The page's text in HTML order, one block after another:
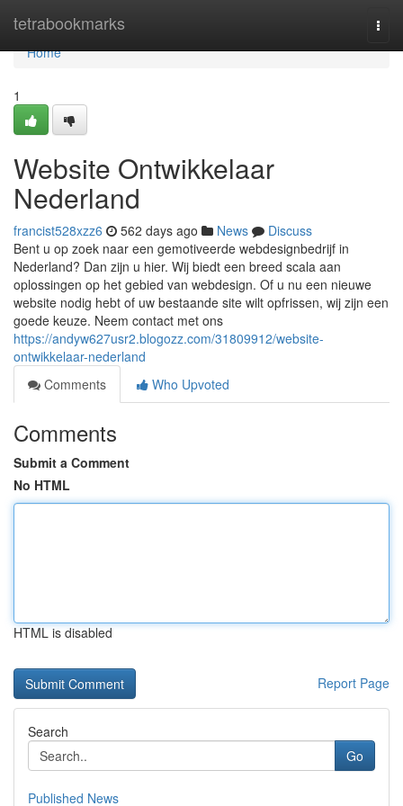
tetrabookmarks
Home
Home
1
Website Ontwikkelaar
Nederland
francist528xzz6 562 days ago News
Discuss
Bent u op zoek naar een gemotiveerde webdesignbedrijf in
Nederland? Dan zijn u hier. Wij biedt een breed scala aan
oplossingen op het gebied van webdesign. Of u nu een nieuwe
website nodig hebt of uw bestaande site wilt opfrissen, wij zijn een
goede keuze. Neem contact met ons
https://andyw627usr2.blogozz.com/31809912/website-
ontwikkelaar-nederland
Comments
Who Upvoted
Comments
Submit a Comment
No HTML
HTML is disabled
Report Page
Search
Go
Published News